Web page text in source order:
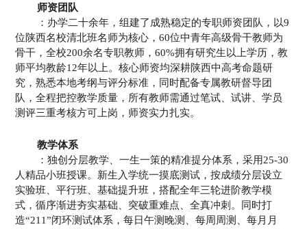
师资团队
：办学二十余年，组建了成熟稳定的专职师资团队，以9
位陕西名校清北班名师为核心，60位中青年高级骨干教师为
骨干，全校200余名专职教师，60%拥有研究生以上学历，教
师平均教龄12年以上。核心师资均深耕陕西中高考命题研
究，熟悉本地考纲与评分标准，同时配备专属教研督导团
队，全程把控教学质量，所有教师需通过笔试、试讲、学员
测评三重考核方可上岗，师资实力扎实。
教学体系
：独创分层教学、一生一策的精准提分体系，采用25-30
人精品小班授课。新生入学统一摸底测试，按成绩分层设立
实验班、平行班、基础提升班，搭配全年三轮进阶教学模
式，循序渐进夯实基础、突破重难点、全真冲刺。同时打
造“211”闭环测试体系，每日午测晚测、每周周测、每月月